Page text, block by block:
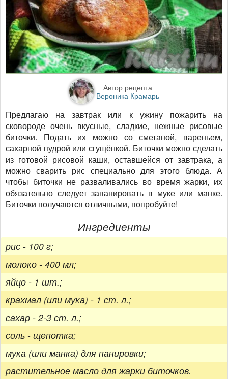
Автор рецепта
Вероника Крамарь
Предлагаю на завтрак или к ужину пожарить на
сковороде очень вкусные, сладкие, нежные рисовые
биточки. Подать их можно со сметаной, вареньем,
сахарной пудрой или сгущёнкой. Биточки можно сделать
из готовой рисовой каши, оставшейся от завтрака, а
можно сварить рис специально для этого блюда. А
чтобы биточки не разваливались во время жарки, их
обязательно следует запанировать в муке или манке.
Биточки получаются отличными, попробуйте!
Ингредиенты
рис - 100 г;
молоко - 400 мл;
яйцо - 1 шт.;
крахмал (или мука) - 1 ст. л.;
сахар - 2-3 ст. л.;
соль - щепотка;
мука (или манка) для панировки;
растительное масло для жарки биточков.